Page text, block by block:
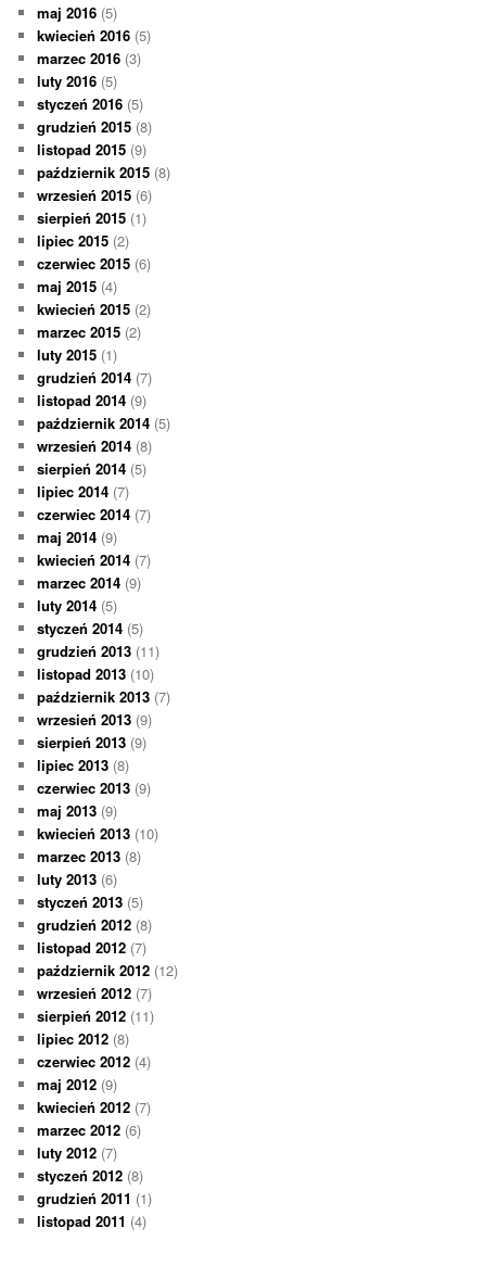
maj 2016 (5)
kwiecień 2016 (5)
marzec 2016 (3)
luty 2016 (5)
styczeń 2016 (5)
grudzień 2015 (8)
listopad 2015 (9)
październik 2015 (8)
wrzesień 2015 (6)
sierpień 2015 (1)
lipiec 2015 (2)
czerwiec 2015 (6)
maj 2015 (4)
kwiecień 2015 (2)
marzec 2015 (2)
luty 2015 (1)
grudzień 2014 (7)
listopad 2014 (9)
październik 2014 (5)
wrzesień 2014 (8)
sierpień 2014 (5)
lipiec 2014 (7)
czerwiec 2014 (7)
maj 2014 (9)
kwiecień 2014 (7)
marzec 2014 (9)
luty 2014 (5)
styczeń 2014 (5)
grudzień 2013 (11)
listopad 2013 (10)
październik 2013 (7)
wrzesień 2013 (9)
sierpień 2013 (9)
lipiec 2013 (8)
czerwiec 2013 (9)
maj 2013 (9)
kwiecień 2013 (10)
marzec 2013 (8)
luty 2013 (6)
styczeń 2013 (5)
grudzień 2012 (8)
listopad 2012 (7)
październik 2012 (12)
wrzesień 2012 (7)
sierpień 2012 (11)
lipiec 2012 (8)
czerwiec 2012 (4)
maj 2012 (9)
kwiecień 2012 (7)
marzec 2012 (6)
luty 2012 (7)
styczeń 2012 (8)
grudzień 2011 (1)
listopad 2011 (4)